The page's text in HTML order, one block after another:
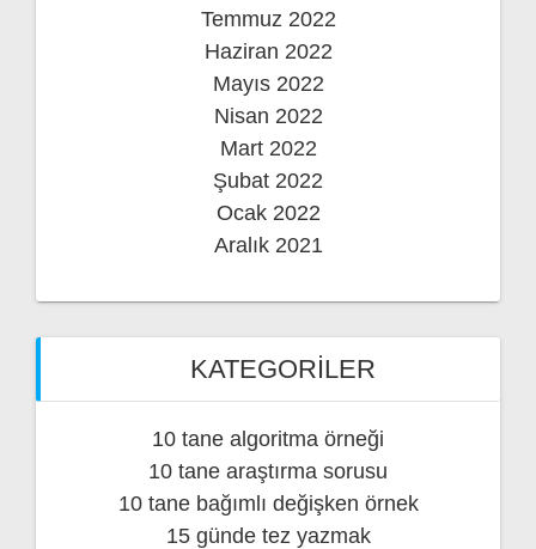
Temmuz 2022
Haziran 2022
Mayıs 2022
Nisan 2022
Mart 2022
Şubat 2022
Ocak 2022
Aralık 2021
KATEGORILER
10 tane algoritma örneği
10 tane araştırma sorusu
10 tane bağımlı değişken örnek
15 günde tez yazmak